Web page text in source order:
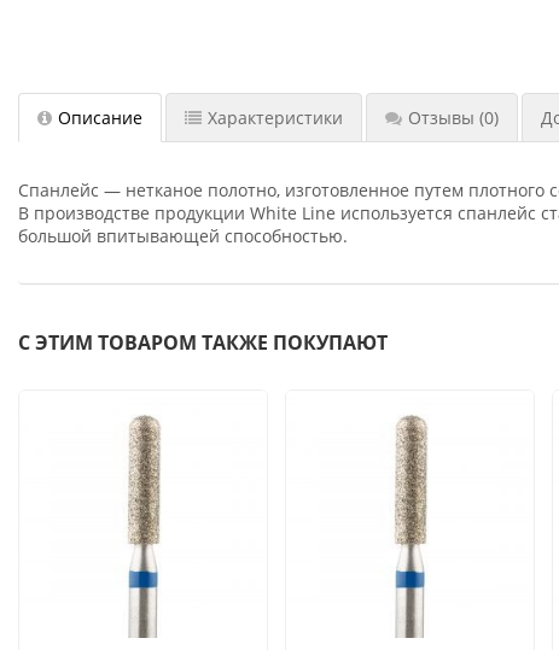
Описание Характеристики Отзывы (0)
Спанлейс — нетканое полотно, изготовленное путем
В производстве продукции White Line используется спанлейс
большой впитывающей способностью.
С ЭТИМ ТОВАРОМ ТАКЖЕ ПОКУПАЮТ